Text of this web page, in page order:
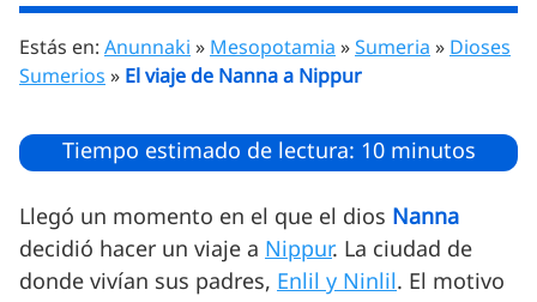
Estás en: Anunnaki » Mesopotamia »Sumeria » Dioses
Sumerios » El viaje de Nanna a Nippur
Tiempo estimado de lectura: 10 minutos
Llegó un momento en el que el dios Nanna
decidió hacer un viaje a Nippur. La ciudad de
donde vivían sus padres, Enlil y Ninlil. El motivo